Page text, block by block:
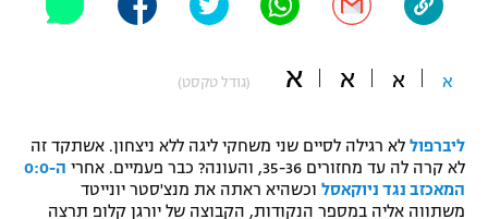
משתתפים וזוכים בפרסים
תקנון משתתפים וזוכים בפרסים
תקנון עבור פעילות אלקטרה
תקנון עבור פעילות ספורט 1 – "מרלן"
גיימינג E-Sports
ספורט מוטורי
כדורמים
בייסבול MLB
א א א א (גודל טקסט)
ליברפול לא רגילה לסיים שני משחקי ליגה ללא ניצחון. אשתקד זה
לא קרה לה עד מחזורים 35-36, והעונה? כבר פעמיים. אחרי
ה-0:0
המאכזב נגד ניוקאסל וכשהיא ראתה את מנצ'סטר יונייטד
משתווה אליה במספר הנקודות, הקבוצה של יורגן קלופ תרצה